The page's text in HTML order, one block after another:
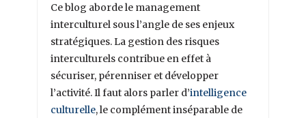
Ce blog aborde le management
interculturel sous l’angle de ses enjeux
stratégiques. La gestion des risques
interculturels contribue en effet à
sécuriser, pérenniser et développer
l’activité. Il faut alors parler d’intelligence
culturelle, le complément inséparable de